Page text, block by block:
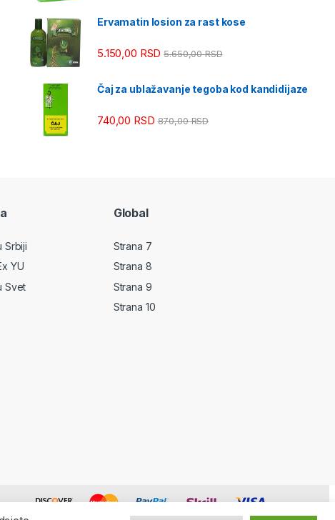
Ervamatin losion za rast kose
5.150,00 RSD 5.650,00RSD
Čaj za ublažavanje tegoba kod kandidijaze
740,00 RSD 870,00RSD
Srbiji
YU
Svet
Global
Strana 7
Strana 8
Strana 9
Strana 10